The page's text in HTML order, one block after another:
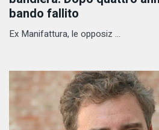
bando fallito
Ex Manifattura, le opposiz ...